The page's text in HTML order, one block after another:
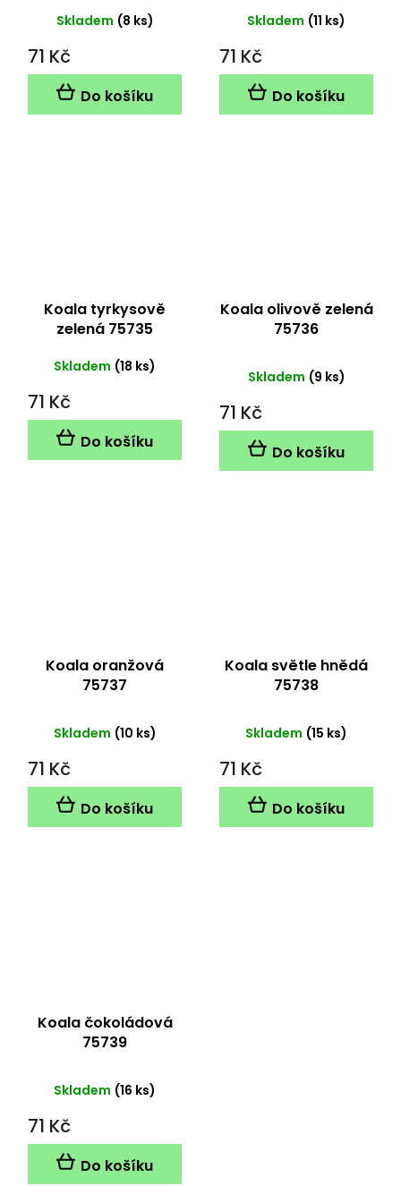
Skladem (8 ks)
71 Kč
Do košíku
Skladem (11 ks)
71 Kč
Do košíku
Koala tyrkysově
zelená 75735
Průměrné
je
5,0
z
Skladem (18 ks)
71 Kč
Do košíku
Koala olivově zelená
75736
Skladem (9 ks)
71 Kč
Do košíku
Koala oranžová
75737
Skladem (10 ks)
71 Kč
Do košíku
Koala světle hnědá
75738
Skladem (15 ks)
71 Kč
Do košíku
Koala čokoládová
75739
Skladem (16 ks)
71 Kč
Do košíku